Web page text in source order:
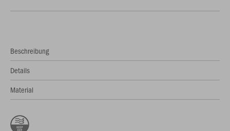
Beschreibung
Details
Material